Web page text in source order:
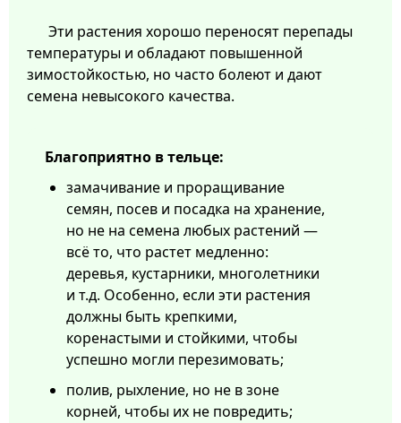
Эти растения хорошо переносят перепады
температуры и обладают повышенной
зимостойкостью, но часто болеют и дают
семена невысокого качества.
Благоприятно в тельце:
замачивание и проращивание
семян, посев и посадка на хранение,
но не на семена любых растений —
всё то, что растет медленно:
деревья, кустарники, многолетники
и т.д. Особенно, если эти растения
должны быть крепкими,
коренастыми и стойкими, чтобы
успешно могли перезимовать;
полив, рыхление, но не в зоне
корней, чтобы их не повредить;